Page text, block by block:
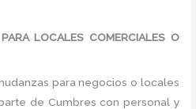
LOCALES COMERCIALES O
para negocios o locales
de Cumbres con personal y